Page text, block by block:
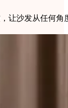
让沙发从任何角